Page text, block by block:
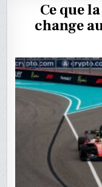
Ce que
change